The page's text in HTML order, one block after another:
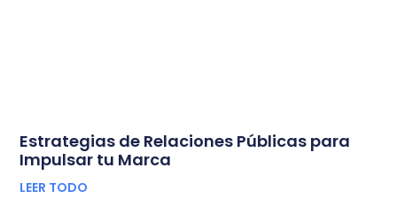
Estrategias de Relaciones Públicas para
Impulsar tu Marca
LEER TODO